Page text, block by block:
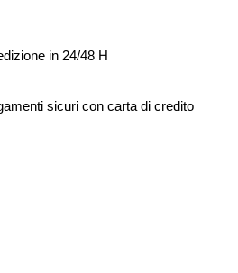
in 24/48 H
sicuri con carta di credito